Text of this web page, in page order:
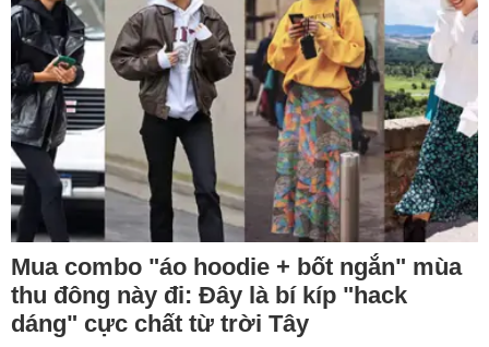
Mua combo "áo hoodie + bốt ngắn" mùa
thu đông này đi: Đây là bí kíp "hack
dáng" cực chất từ trời Tây